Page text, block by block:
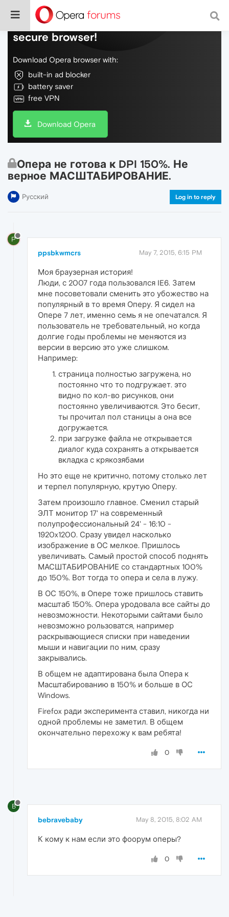
Do more on the web, with a fast and
secure browser!
Download Opera browser with:
built-in ad blocker
battery saver
free VPN
Download Opera
Опера не готова к DPI 150%. Не
верное МАСШТАБИРОВАНИЕ.
Русский Log in to reply
P
ppsbkwmcrs May 7, 2015, 6:15 PM
Моя браузерная история!
Люди, с 2007 года пользовался IE6. Затем
мне посоветовали сменить это убожество на
популярный в то время Оперу. Я сидел на
Опере 7 лет, именно семь я не опечатался. Я
пользователь не требовательный, но когда
долгие годы проблемы не меняются из
версии в версию это уже слишком.
Например:
страница полностью загружена, но
постоянно что то подгружает. это
видно по кол-во рисунков, они
постоянно увеличиваются. Это бесит,
ты прочитал пол станицы а она все
догружается.
при загрузке файла не открывается
диалог куда сохранять а открывается
вкладка с крякозябами
Но это еще не критично, потому столько лет
и терпел популярную, крутую Оперу.
Затем произошло главное. Сменил старый
ЭЛТ монитор 17' на современный
полупрофессиональный 24' - 16:10 -
1920x1200. Сразу увидел насколько
изображение в ОС мелкое. Пришлось
увеличивать. Самый простой способ поднять
МАСШТАБИРОВАНИЕ со стандартных 100%
до 150%. Вот тогда то опера и села в лужу.
В ОС 150%, в Опере тоже пришлось ставить
масштаб 150%. Опера уродовала все сайты до
невозможности. Некоторыми сайтами было
невозможно рользоватся, например
раскрывающиеся списки при наведении
мыши и навигации по ним, сразу
закрывались.
В общем не адаптирована была Опера к
Масштабированию в 150% и больше в ОС
Windows.
Firefox ради эксперимента ставил, никогда ни
одной проблемы не заметил. В общем
окончательно перехожу к вам ребята!
0
B
bebravebaby May 8, 2015, 8:02 AM
К кому к нам если это фоорум оперы?
0